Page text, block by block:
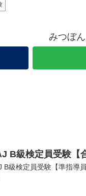
みつぼ
B級検定員受験【
B級検定員受験【準指導